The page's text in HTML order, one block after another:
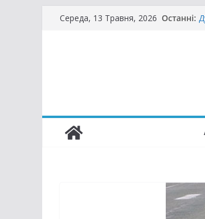
Перейти
Середа, 13 Травня, 2026 Останні: